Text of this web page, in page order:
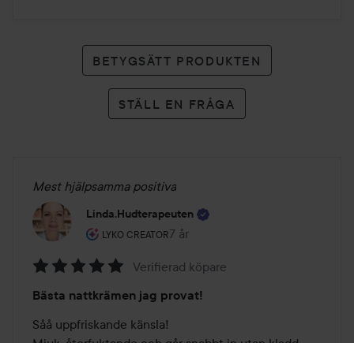
BETYGSÄTT PRODUKTEN
STÄLL EN FRÅGA
Mest hjälpsamma positiva
Linda.hudterapeuten
LYKO CREATOR
Användarens roll: Lyko Creator.
7 år
Inlägget skapades 7 år
5
av
Verifierad köpare
Bästa nattkrämen jag provat!
Såå uppfriskande känsla!